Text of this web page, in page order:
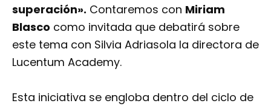
superación». Contaremos con Miriam
Blasco como invitada que debatirá sobre
este tema con Silvia Adriasola la directora de
Lucentum Academy.
Esta iniciativa se engloba dentro del ciclo de